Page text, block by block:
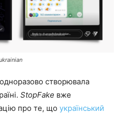
створювала
StopFake вже
про те, що український